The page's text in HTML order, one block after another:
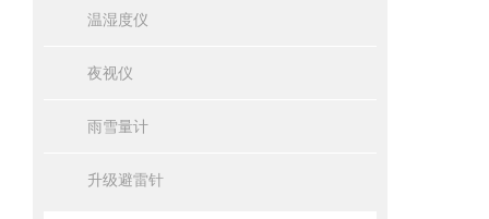
温湿度仪
夜视仪
雨雪量计
升级避雷针